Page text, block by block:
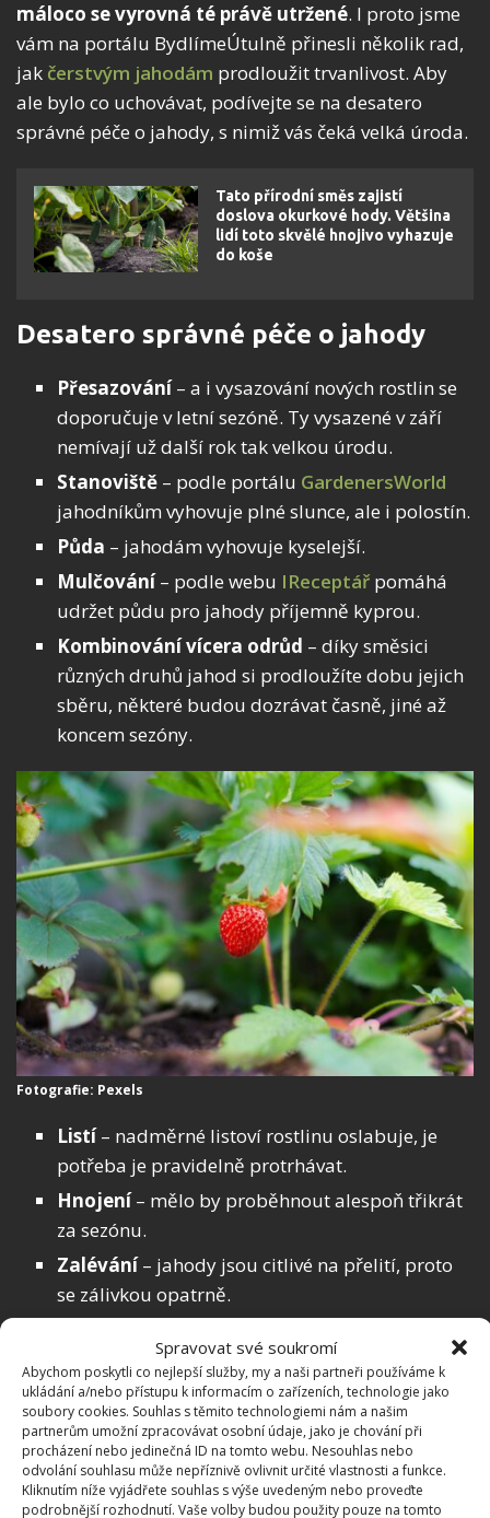
Spravovat své soukromí
Abychom poskytli co nejlepší služby, my a naši partneři používáme k
ukládání a/nebo přístupu k informacím o zařízeních, technologie jako
soubory cookies. Souhlas s těmito technologiemi nám a našim
partnerům umožní zpracovávat osobní údaje, jako je chování při
procházení nebo jedinečná ID na tomto webu. Nesouhlas nebo
odvolání souhlasu může nepříznivě ovlivnit určité vlastnosti a funkce.
Kliknutím níže vyjádřete souhlas s výše uvedeným nebo proveďte
podrobnější rozhodnutí. Vaše volby budou použity pouze na tomto
máloco se vyrovná té právě utržené. I proto jsme
vám na portálu BydlímeÚtulně přinesli několik rad,
jak čerstvým jahodám prodloužit trvanlivost. Aby
ale bylo co uchovávat, podívejte se na desatero
správné péče o jahody, s nimiž vás čeká velká úroda.
Tato přírodní směs zajistí
doslova okurkové hody. Většina
lidí toto skvělé hnojivo vyhazuje
do koše
Desatero správné péče o jahody
Přesazování– a i vysazování nových rostlin se
doporučuje v letní sezóně. Ty vysazené v září
nemívají už další rok tak velkou úrodu.
Stanoviště – podle portálu GardenersWorld
jahodníkům vyhovuje plné slunce, ale i polostín.
Půda – jahodám vyhovuje kyselejší.
Mulčování– podle webu IReceptář pomáhá
udržet půdu pro jahody příjemně kyprou.
Kombinování vícera odrůd – díky směsici
různých druhů jahod si prodloužíte dobu jejich
sběru, některé budou dozrávat časně, jiné až
koncem sezóny.
Fotografie: Pexels
Listí– nadměrné listoví rostlinu oslabuje, je
potřeba je pravidelně protrhávat.
Hnojení– mělo by proběhnout alespoň třikrát
za sezónu.
Zalévání– jahody jsou citlivé na přelití, proto
se zálivkou opatrně.
nejen na ně působí síran měďnatý.
Sklízení– jahody otrhávejte každý den podle
toho, jak dozrávají, jen tak vydrží dlouho
v dobré kondici.